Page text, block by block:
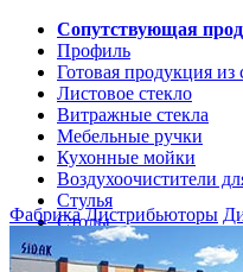
Сопутствующая
Профиль
Готовая продукция из
Листовое стекло
Витражные стекла
Мебельные ручки
Кухонные мойки
Воздухоочистители
Стулья
Столы
Кухонные
Фабрика Дистрибьюторы